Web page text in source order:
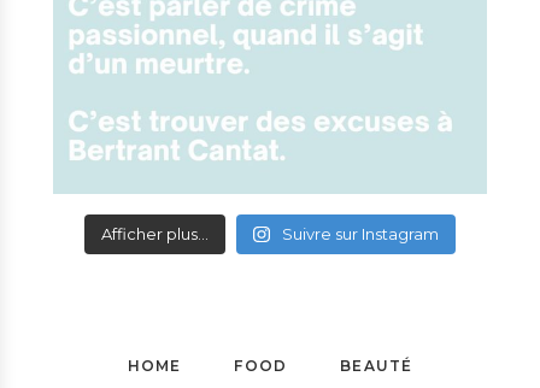
Afficher plus... Suivre sur Instagram
HOME FOOD
BEAUTÉ